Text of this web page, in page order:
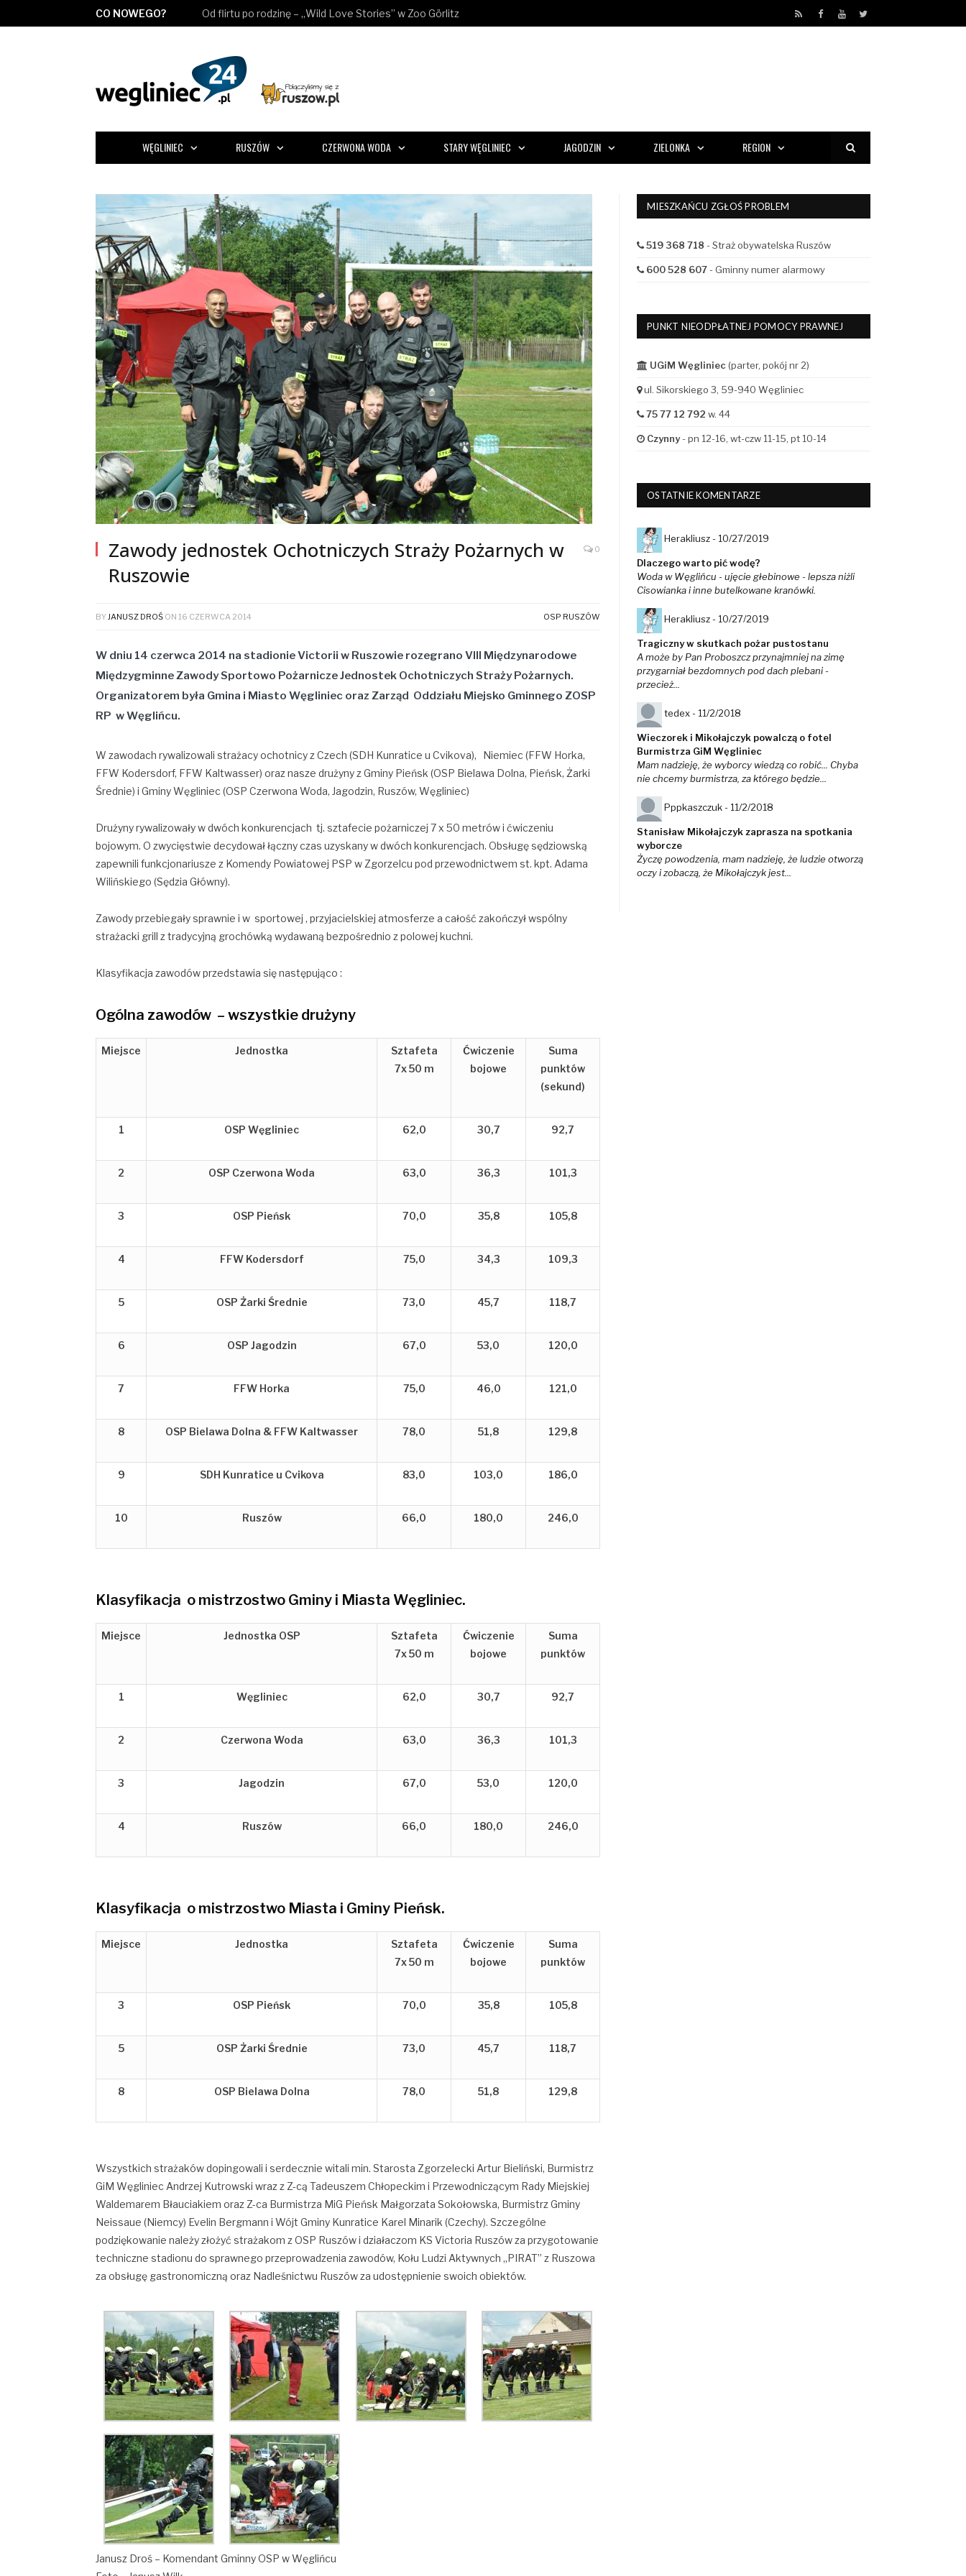
CO NOWEGO? Od flirtu po rodzinę – „Wild Love Stories” w Zoo Görlitz RSS Facebook
YouTube
Twitter
WĘGLINIEC RUSZÓW CZERWONA WODA STARY WĘGLINIEC JAGODZIN ZIELONKA REGION
Zawody jednostek Ochotniczych Straży Pożarnych w
Ruszowie
0
BYJANUSZ DROŚ ON 16 CZERWCA 2014 OSP RUSZÓW
W dniu 14 czerwca 2014 na stadionie Victorii w Ruszowie rozegrano VIII Międzynarodowe
Międzygminne Zawody Sportowo Pożarnicze Jednostek Ochotniczych Straży Pożarnych.
Organizatorem była Gmina i Miasto Węgliniec oraz Zarząd Oddziału Miejsko Gminnego ZOSP
RP w Węglińcu.
W zawodach rywalizowali strażacy ochotnicy z Czech (SDH Kunratice u Cvikova), Niemiec (FFW Horka,
FFW Kodersdorf, FFW Kaltwasser) oraz nasze drużyny z Gminy Pieńsk (OSP Bielawa Dolna, Pieńsk, Żarki
Średnie) i Gminy Węgliniec (OSP Czerwona Woda, Jagodzin, Ruszów, Węgliniec)
Drużyny rywalizowały w dwóch konkurencjach tj. sztafecie pożarniczej 7 x 50 metrów i ćwiczeniu
bojowym. O zwycięstwie decydował łączny czas uzyskany w dwóch konkurencjach. Obsługę sędziowską
zapewnili funkcjonariusze z Komendy Powiatowej PSP w Zgorzelcu pod przewodnictwem st. kpt. Adama
Wilińskiego (Sędzia Główny).
Zawody przebiegały sprawnie i w sportowej , przyjacielskiej atmosferze a całość zakończył wspólny
strażacki grill z tradycyjną grochówką wydawaną bezpośrednio z polowej kuchni.
Klasyfikacja zawodów przedstawia się następująco :
Ogólna zawodów – wszystkie drużyny
Miejsce Jednostka
Sztafeta
7x 50 m
Ćwiczenie
bojowe
Suma
punktów
(sekund)
1 OSP Węgliniec 62,0 30,7 92,7
2 OSP Czerwona Woda 63,0 36,3 101,3
3 OSP Pieńsk 70,0 35,8 105,8
4 FFW Kodersdorf 75,0 34,3 109,3
5 OSP Żarki Średnie 73,0 45,7 118,7
6 OSP Jagodzin 67,0 53,0 120,0
7 FFW Horka 75,0 46,0 121,0
8 OSP Bielawa Dolna & FFW Kaltwasser 78,0 51,8 129,8
9 SDH Kunratice u Cvikova 83,0 103,0 186,0
10 Ruszów 66,0 180,0 246,0
Klasyfikacja o mistrzostwo Gminy i Miasta Węgliniec.
Miejsce Jednostka OSP
Sztafeta
7x 50 m
Ćwiczenie
bojowe
Suma
punktów
1 Węgliniec 62,0 30,7 92,7
2 Czerwona Woda 63,0 36,3 101,3
3 Jagodzin 67,0 53,0 120,0
4 Ruszów 66,0 180,0 246,0
Klasyfikacja o mistrzostwo Miasta i Gminy Pieńsk.
Miejsce Jednostka
Sztafeta
7x 50 m
Ćwiczenie
bojowe
Suma
punktów
3 OSP Pieńsk 70,0 35,8 105,8
5 OSP Żarki Średnie 73,0 45,7 118,7
8 OSP Bielawa Dolna 78,0 51,8 129,8
Wszystkich strażaków dopingowali i serdecznie witali min. Starosta Zgorzelecki Artur Bieliński, Burmistrz
GiM Węgliniec Andrzej Kutrowski wraz z Z-cą Tadeuszem Chłopeckim i Przewodniczącym Rady Miejskiej
Waldemarem Błauciakiem oraz Z-ca Burmistrza MiG Pieńsk Małgorzata Sokołowska, Burmistrz Gminy
Neissaue (Niemcy) Evelin Bergmann i Wójt Gminy Kunratice Karel Minarik (Czechy). Szczególne
podziękowanie należy złożyć strażakom z OSP Ruszów i działaczom KS Victoria Ruszów za przygotowanie
techniczne stadionu do sprawnego przeprowadzenia zawodów, Kołu Ludzi Aktywnych „PIRAT” z Ruszowa
za obsługę gastronomiczną oraz Nadleśnictwu Ruszów za udostępnienie swoich obiektów.
Janusz Droś – Komendant Gminny OSP w Węglińcu
MIESZKAŃCU ZGŁOŚ PROBLEM
519 368 718 - Straż obywatelska Ruszów
600 528 607- Gminny numer alarmowy
PUNKT NIEODPŁATNEJ POMOCY PRAWNEJ
UGiM Węgliniec (parter, pokój nr 2)
ul. Sikorskiego 3, 59-940 Węgliniec
75 77 12 792 w. 44
Czynny- pn 12-16, wt-czw 11-15, pt 10-14
OSTATNIE KOMENTARZE
Herakliusz - 10/27/2019
Dlaczego warto pić wodę?
Woda w Węglińcu - ujęcie głebinowe - lepsza niżli
Cisowianka i inne butelkowane kranówki.
Herakliusz - 10/27/2019
Tragiczny w skutkach pożar pustostanu
A może by Pan Proboszcz przynajmniej na zimę
przygarniał bezdomnych pod dach plebani -
przecież...
tedex - 11/2/2018
Wieczorek i Mikołajczyk powalczą o fotel
Burmistrza GiM Węgliniec
Mam nadzieję, że wyborcy wiedzą co robić... Chyba
nie chcemy burmistrza, za którego będzie...
Pppkaszczuk - 11/2/2018
Stanisław Mikołajczyk zaprasza na spotkania
wyborcze
Życzę powodzenia, mam nadzieję, że ludzie otworzą
oczy i zobaczą, że Mikołajczyk jest...